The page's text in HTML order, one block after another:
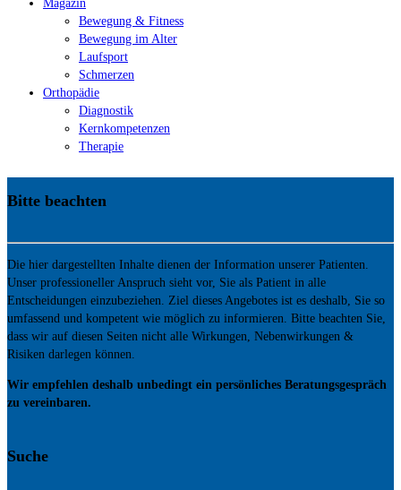
Magazin
Bewegung & Fitness
Bewegung im Alter
Laufsport
Schmerzen
Orthopädie
Diagnostik
Kernkompetenzen
Therapie
Bitte beachten
Die hier dargestellten Inhalte dienen der Information unserer Patienten.
Unser professioneller Anspruch sieht vor, Sie als Patient in alle
Entscheidungen einzubeziehen. Ziel dieses Angebotes ist es deshalb, Sie so
umfassend und kompetent wie möglich zu informieren. Bitte beachten Sie,
dass wir auf diesen Seiten nicht alle Wirkungen, Nebenwirkungen &
Risiken darlegen können.
Wir empfehlen deshalb unbedingt ein persönliches Beratungsgespräch
zu vereinbaren.
Suche